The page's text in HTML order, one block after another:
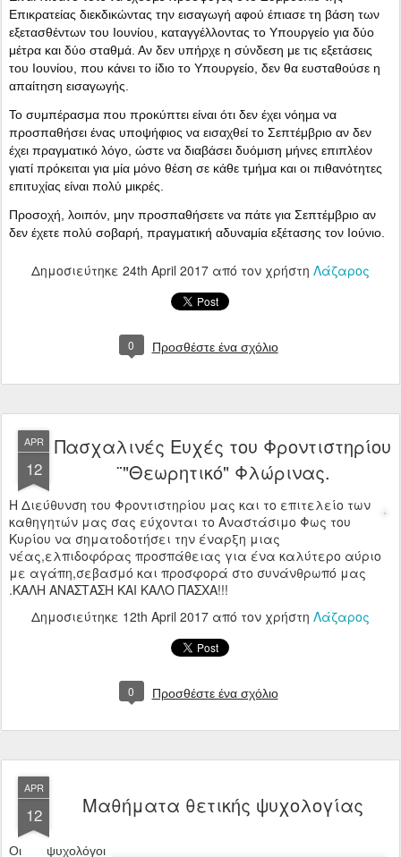
Επικρατείας διεκδικώντας την εισαγωγή αφού έπιασε τη βάση των
εξετασθέντων του Ιουνίου, καταγγέλλοντας το Υπουργείο για δύο
μέτρα και δύο σταθμά. Αν δεν υπήρχε η σύνδεση με τις εξετάσεις
του Ιουνίου, που κάνει το ίδιο το Υπουργείο, δεν θα ευσταθούσε η
απαίτηση εισαγωγής.
Το συμπέρασμα που προκύπτει είναι ότι δεν έχει νόημα να
προσπαθήσει ένας υποψήφιος να εισαχθεί το Σεπτέμβριο αν δεν
έχει πραγματικό λόγο, ώστε να διαβάσει δυόμιση μήνες επιπλέον
γιατί πρόκειται για μία μόνο θέση σε κάθε τμήμα και οι πιθανότητες
επιτυχίας είναι πολύ μικρές.
Προσοχή, λοιπόν, μην προσπαθήσετε να πάτε για Σεπτέμβριο αν
δεν έχετε πολύ σοβαρή, πραγματική αδυναμία εξέτασης τον Ιούνιο.
Δημοσιεύτηκε 24th April 2017 από τον χρήστη Λάζαρος
0 Προσθέστε ένα σχόλιο
APR
12
Πασχαλινές Ευχές του Φροντιστηρίου
¨"Θεωρητικό" Φλώρινας.
Η Διεύθυνση του Φροντιστηρίου μας και το επιτελείο των
καθηγητών μας σας εύχονται το Αναστάσιμο Φως του
Κυρίου να σηματοδοτήσει την έναρξη μιας
νέας,ελπιδοφόρας προσπάθειας για ένα καλύτερο αύριο
με αγάπη,σεβασμό και προσφορά στο συνάνθρωπό μας
.ΚΑΛΗ ΑΝΑΣΤΑΣΗ ΚΑΙ ΚΑΛΟ ΠΑΣΧΑ!!!
Δημοσιεύτηκε 12th April 2017 από τον χρήστη Λάζαρος
0 Προσθέστε ένα σχόλιο
APR
12 Μαθήματα θετικής ψυχολογίας
Οι ψυχολόγοι